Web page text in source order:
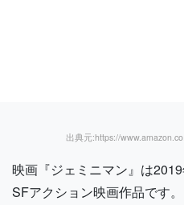
出典元:https://
映画『ジェミニマン』は
SFアクション映画作品です。